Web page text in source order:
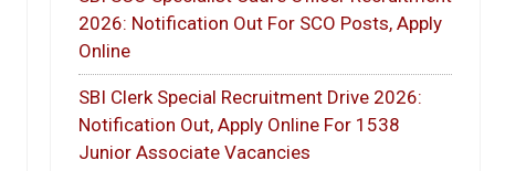
2026: Notification Out For SCO Posts, Apply
Online
SBI Clerk Special Recruitment Drive 2026:
Notification Out, Apply Online For 1538
Junior Associate Vacancies